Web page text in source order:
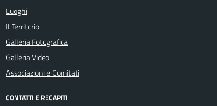
Luoghi
Il Territorio
Galleria Fotografica
Galleria Video
Associazioni e Comitati
CONTATTI E RECAPITI